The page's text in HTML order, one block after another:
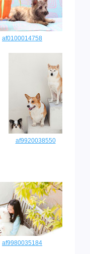
af0100014758
af9920038550
af9980035184